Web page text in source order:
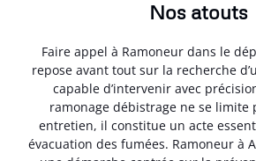
Nos atouts
Faire appel à Ramoneur dans le
repose avant tout sur la recherche
capable d’intervenir avec
ramonage débistrage ne se limite
entretien, il constitue un acte
évacuation des fumées. Ramoneur à